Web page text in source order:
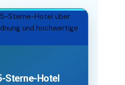
Sterne-Hotel